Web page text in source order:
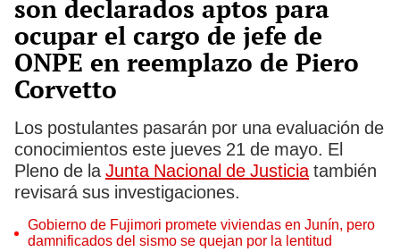
son declarados aptos para
ocupar el cargo de jefe de
ONPE en reemplazo de Piero
Corvetto
Los postulantes pasarán por una evaluación de
conocimientos este jueves 21 de mayo. El
Pleno de la Junta Nacional de Justiciatambién
revisará sus investigaciones.
Gobierno de Fujimori promete viviendas en Junín, pero
damnificados del sismo se quejan por la lentitud